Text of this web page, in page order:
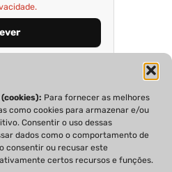
Para fornecer as melhores
como cookies para armazenar e/ou
Consentir o uso dessas
dados como o comportamento de
consentir ou recusar este
certos recursos e funções.
ESTATUTO EDITORIAL